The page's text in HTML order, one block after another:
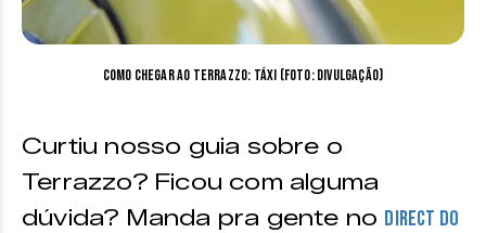
Como chegar ao Terrazzo: Táxi (Foto: Divulgação)
Curtiu nosso guia sobre o
Terrazzo? Ficou com alguma
dúvida? Manda pra gente no direct do